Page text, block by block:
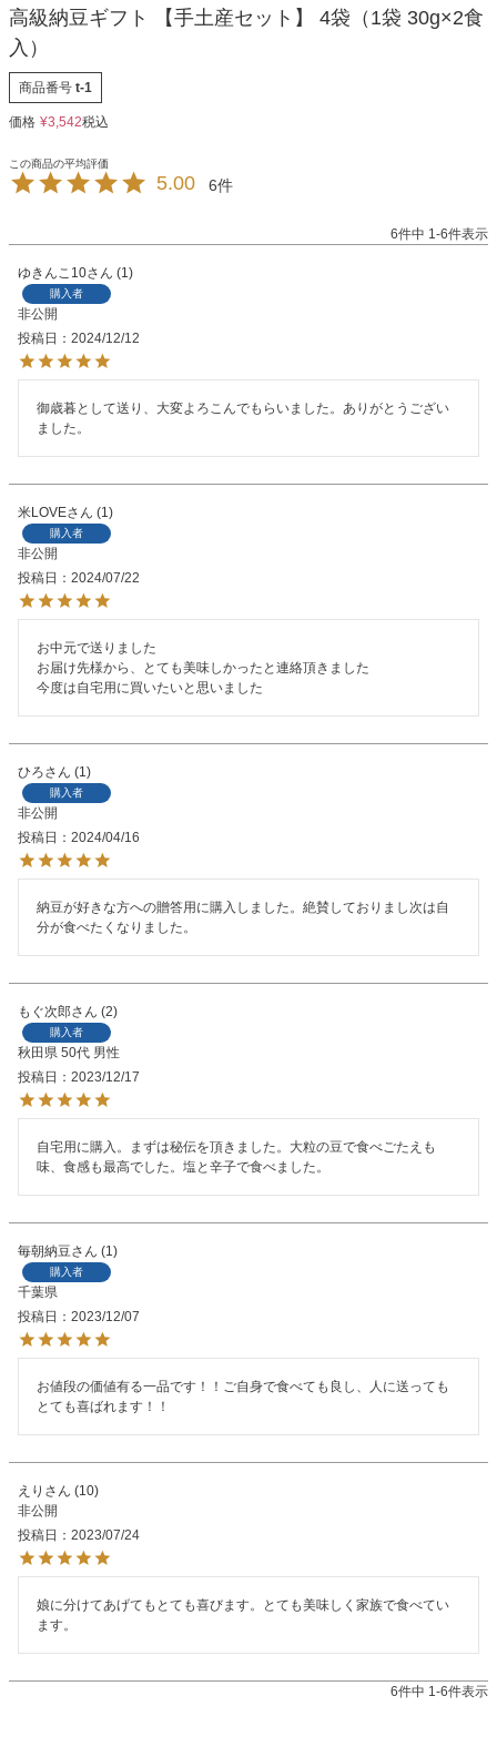
高級納豆ギフト 【手土産セット】 4袋（1袋 30g×2食
入）
商品番号 t-1
価格 ¥3,542税込
5.00 6
6件中 1-6件表示
ゆきんこ10 1
購入者
非公開
投稿日
2024/12/12
御歳暮として送り、大変よろこんでもらいました。ありがとうござい
ました。
米LOVE 1
購入者
非公開
投稿日
2024/07/22
お中元で送りました
お届け先様から、とても美味しかったと連絡頂きました
今度は自宅用に買いたいと思いました
ひろ 1
購入者
非公開
投稿日
2024/04/16
納豆が好きな方への贈答用に購入しました。絶賛しておりまし次は自
分が食べたくなりました。
もぐ次郎 2
購入者
秋田県 50代 男性
投稿日
2023/12/17
自宅用に購入。まずは秘伝を頂きました。大粒の豆で食べごたえも
味、食感も最高でした。塩と辛子で食べました。
毎朝納豆 1
購入者
千葉県
投稿日
2023/12/07
お値段の価値有る一品です！！ご自身で食べても良し、人に送っても
とても喜ばれます！！
えり
10
非公開
投稿日
2023/07/24
娘に分けてあげてもとても喜びます。とても美味しく家族で食べてい
ます。
6件中 1-6件表示